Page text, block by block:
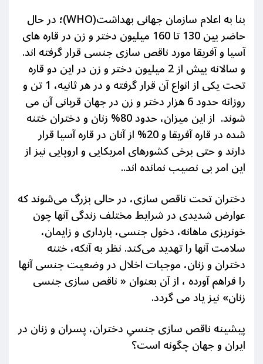
بنا به اعلام سازمان جهانی بهداشت(WHO)؛ در حال
حاضر بین 130 تا 160 میلیون دختر و زن در قاره های
آسیا و آفریقا مورد ناقص سازی جنسی قرار گرفته اند.
و سالانه بیش از 2 میلیون دختر و زن در این دو قاره
تحت یکی از انواع آن قرار گرفته و در هر ثانیه، 1 تن و
روزانه حدود 6 هزار دختر و زن در جهان قربانی آن می
شوند. از این میزان، حدود 80% زنان و دختران ختنه
شده در قاره آفریقا و 20% از آنان در قاره آسیا قرار
دارند و حتی برخی کشورهای امریکایی و اروپایی نیز از
این امر بی نصیب نمانده اند..
دختران تحت ناقص سازی، در حالی بزرگ می‌شوند که
عوارض شدیدی در شرایط مختلف زندگی آنها چون
خونریزی ماهانه، دخول جنسی، بارداری و زایمان،
سلامت آنها را تهدید می‌کند. نظر به آنکه، ختنه
دختران و زنان، موجبات اخلال در وضعیت جنسی آنها
را فراهم آورده ، از آن بعنوان « ناقص سازی جنسی
زنان» نیز یاد می گردد.
پیشینه ناقص سازی جنسیِ دختران، پسران و زنان در
ایران و جهان چگونه است؟